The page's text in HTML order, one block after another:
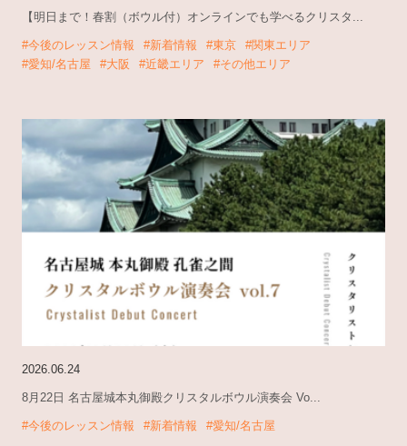
【明日まで！春割（ボウル付）オンラインでも学べるクリスタ...
#今後のレッスン情報 #新着情報 #東京
#関東エリア
#愛知/名古屋
#大阪 #近畿エリア #その他エリア
2026.06.24
8月22日 名古屋城本丸御殿クリスタルボウル演奏会 Vo...
#今後のレッスン情報 #新着情報 #愛知/名古屋